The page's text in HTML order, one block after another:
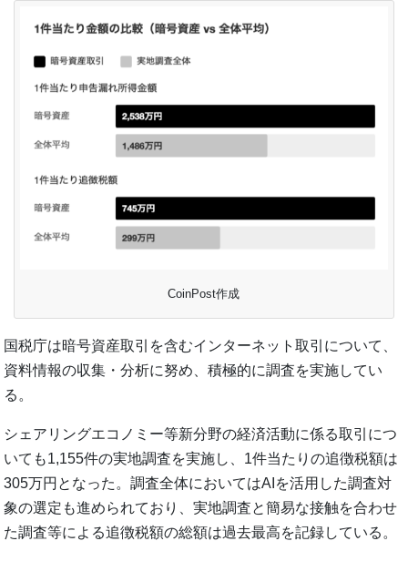
CoinPost作成
国税庁は暗号資産取引を含むインターネット取引について、
資料情報の収集・分析に努め、積極的に調査を実施してい
る。
シェアリングエコノミー等新分野の経済活動に係る取引につ
いても1,155件の実地調査を実施し、1件当たりの追徴税額は
305万円となった。調査全体においてはAIを活用した調査対
象の選定も進められており、実地調査と簡易な接触を合わせ
た調査等による追徴税額の総額は過去最高を記録している。